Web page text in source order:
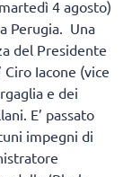
4 agosto)
Perugia. Una
del Presidente
Ciro Iacone (vice
e dei
E’ passato
impegni di